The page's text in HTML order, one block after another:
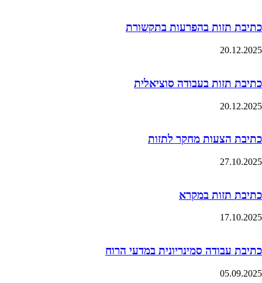
כתיבת תזות בהפרעות בתקשורת
20.12.2025
כתיבת תזות בעבודה סוציאלית
20.12.2025
כתיבת הצעות מחקר לתזות
27.10.2025
כתיבת תזות במקרא
17.10.2025
כתיבת עבודה סמינריונית במדעי הרוח
05.09.2025